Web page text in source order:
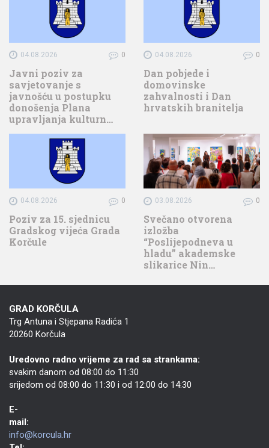
04.08.2026 0
Javni poziv za
savjetovanje s
javnošću u postupku
donošenja Plana
upravljanja kulturn…
04.08.2026 0
Dan pobjede i
domovinske
zahvalnosti i Dan
hrvatskih branitelja
04.08.2026 0
Poziv za 15. sjednicu
Gradskog vijeća Grada
Korčule
03.08.2026 0
Svečano otvorena
izložba
“Poslijepodneva u
hladu” akademske
slikarice Nin…
GRAD KORČULA
Trg Antuna i Stjepana Radića 1
20260 Korčula
Uredovno radno vrijeme za rad sa strankama:
svakim danom od 08:00 do 11:30
srijedom od 08:00 do 11:30 i od 12:00 do 14:30
E-
mail:
info@korcula.hr